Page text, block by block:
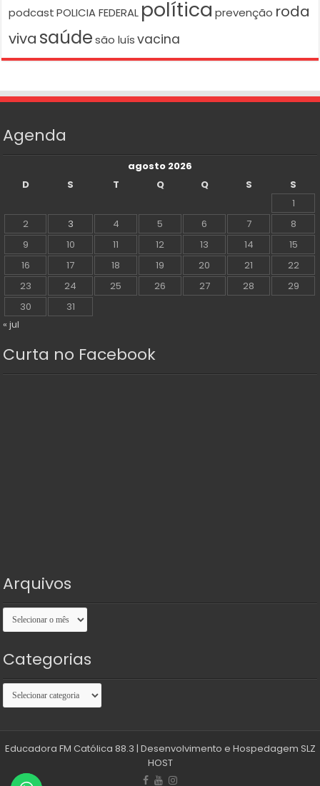
podcast POLICIA FEDERAL política prevenção roda
viva saúde são luís vacina
Agenda
agosto 2026
D
S T Q Q S
S
1
2
3 4 5 6 7
8
9
10 11 12 13 14
15
16
17 18 19 20 21
22
23
24 25 26 27 28
29
30
31
« jul
Curta no Facebook
Arquivos
Arquivos
Categorias
Categorias
Educadora FM Católica 88.3 | Desenvolvimento e Hospedagem SLZ
HOST